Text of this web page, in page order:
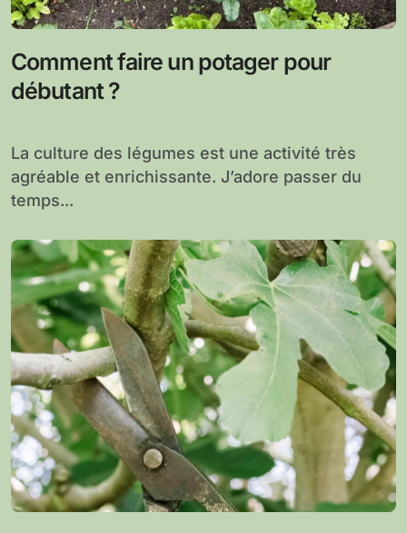
Comment faire un potager pour
débutant ?
La culture des légumes est une activité très
agréable et enrichissante. J’adore passer du
temps...